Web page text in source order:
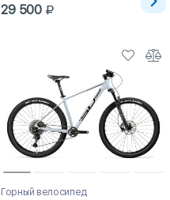
29 500
Горный велосипед